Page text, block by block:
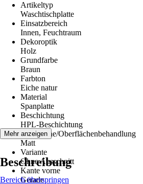
Artikeltyp
Waschtischplatte
Einsatzbereich
Innen, Feuchtraum
Dekoroptik
Holz
Grundfarbe
Braun
Farbton
Eiche natur
Material
Spanplatte
Beschichtung
HPL-Beschichtung
Oberfläche/Oberflächenbehandlung
Matt
Variante
Ohne Ausschnitt
Kante vorne
Gerade
Mehr anzeigen
Beschreibung
Bereich überspringen